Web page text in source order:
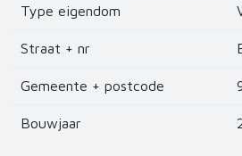
partners voor social media,
informatie die u aan ze heeft
Type eigendom
Straat + nr
Gemeente + postcode
Bouwjaar